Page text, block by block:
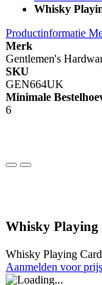
Whisky
Productinformatie
Merk
Gentlemen's
SKU
GEN664UK
Minimale
6
Whisky Playing
Whisky Playing
Aanmelden voor prijs